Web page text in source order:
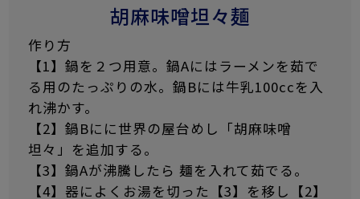
胡麻味噌坦々麺
作り方
【1】鍋を２つ用意。鍋Aにはラーメンを茹で
る用のたっぷりの水。鍋Bには牛乳100ccを入
れ沸かす。
【2】鍋Bにに世界の屋台めし「胡麻味噌
坦々」を追加する。
【3】鍋Aが沸騰したら 麺を入れて茹でる。
【4】器によくお湯を切った【3】を移し【2】